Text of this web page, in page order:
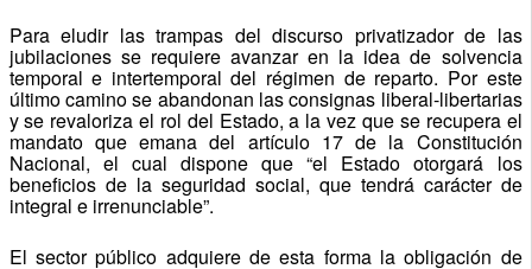
Para eludir las trampas del discurso privatizador de las
jubilaciones se requiere avanzar en la idea de solvencia
temporal e intertemporal del régimen de reparto. Por este
último camino se abandonan las consignas liberal-libertarias
y se revaloriza el rol del Estado, a la vez que se recupera el
mandato que emana del artículo 17 de la Constitución
Nacional, el cual dispone que “el Estado otorgará los
beneficios de la seguridad social, que tendrá carácter de
integral e irrenunciable”.
El sector público adquiere de esta forma la obligación de